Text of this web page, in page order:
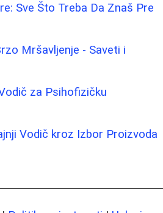
Sve Što Treba Da Znaš Pre
Mršavljenje - Saveti i
za Psihofizičku
Vodič kroz Izbor Proizvoda